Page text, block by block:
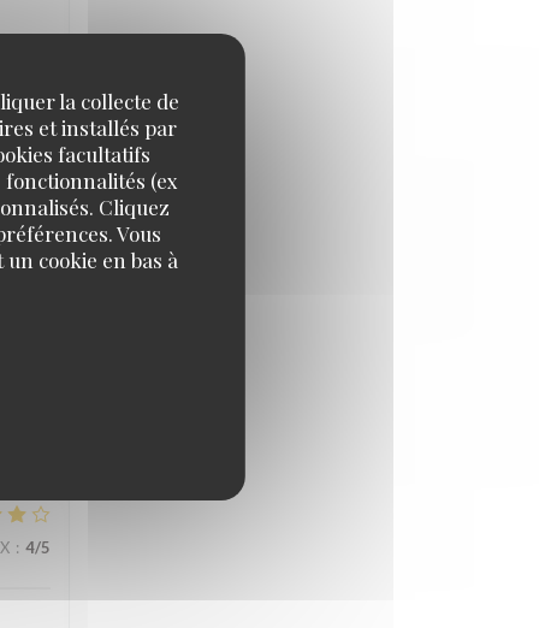
la collecte de
et installés par
facultatifs
(ex
Cliquez
Vous
cookie en bas à
: 5 /5
: 4/5